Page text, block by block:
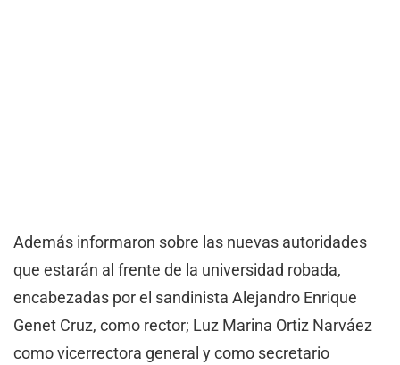
Además informaron sobre las nuevas autoridades
que estarán al frente de la universidad robada,
encabezadas por el sandinista Alejandro Enrique
Genet Cruz, como rector; Luz Marina Ortiz Narváez
como vicerrectora general y como secretario